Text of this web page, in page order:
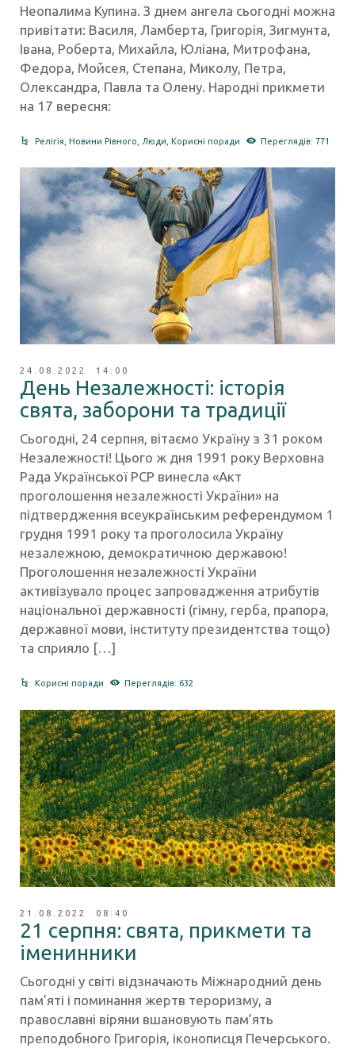
Неопалима Купина. З днем ангела сьогодні можна
привітати: Василя, Ламберта, Григорія, Зигмунта,
Івана, Роберта, Михайла, Юліана, Митрофана,
Федора, Мойсея, Степана, Миколу, Петра,
Олександра, Павла та Олену.​ Народні прикмети
на 17 вересня:
Релігія ,Новини Рівного Люди ,Корисні поради Переглядів: 771
24.08.2022 14:00
День Незалежності: історія
свята, заборони та традиції
Сьогодні, 24 серпня, вітаємо Україну з 31 роком
Незалежності! Цього ж дня 1991 року Верховна
Рада Української РСР винесла «Акт
проголошення незалежності України» на
підтвердження всеукраїнським референдумом 1
грудня 1991 року та проголосила Україну
незалежною, демократичною державою!
Проголошення незалежності України
активізувало процес запровадження атрибутів
національної державності (гімну, герба, прапора,
державної мови, інституту президентства тощо)
та сприяло […]
Корисні поради Переглядів: 632
21.08.2022 08:40
21 серпня: свята, прикмети та
іменинники
Сьогодні у світі відзначають Міжнародний день
пам’яті і поминання жертв тероризму, а
православні віряни вшановують пам’ять
преподобного Григорія, іконописця Печерського.